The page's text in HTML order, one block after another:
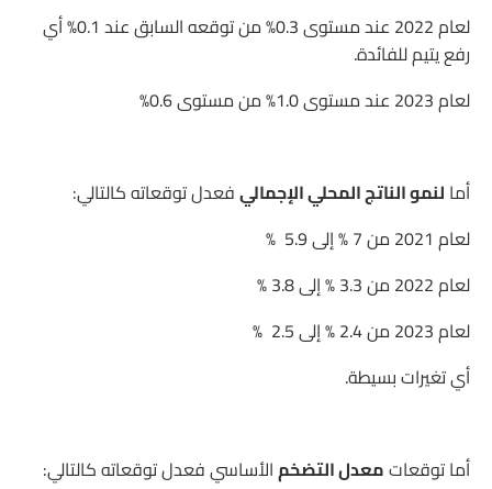
لعام 2022 عند مستوى 0.3% من توقعه السابق عند 0.1% أي
رفع يتيم للفائدة.
لعام 2023 عند مستوى 1.0% من مستوى 0.6%
أما لنمو الناتج المحلي الإجماليفعدل توقعاته كالتالي:
لعام 2021 من 7 % إلى 5.9 %
لعام 2022 من 3.3 % إلى 3.8 %
لعام 2023 من 2.4 % إلى 2.5 %
أي تغيرات بسيطة.
أما توقعاتمعدل التضخمالأساسي فعدل توقعاته كالتالي: